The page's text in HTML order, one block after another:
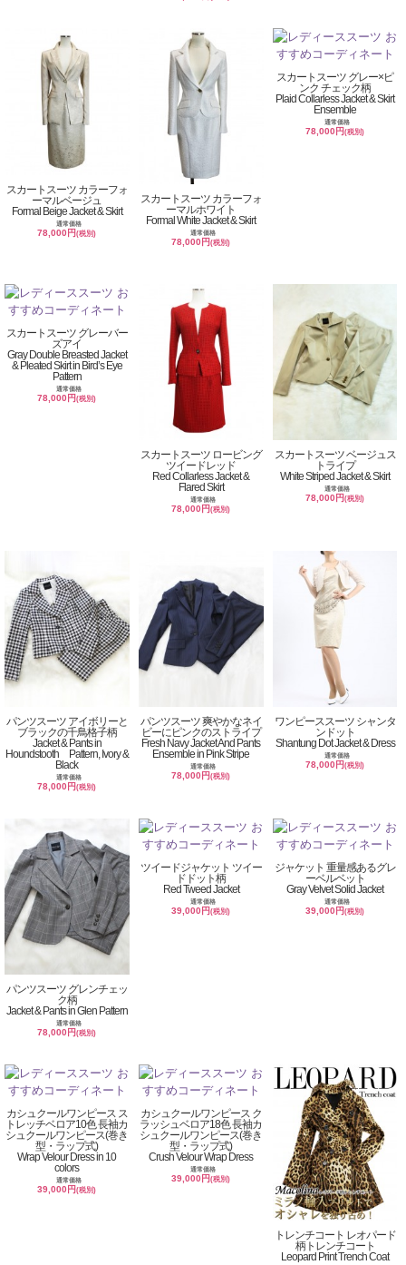
スカートスーツ カラーフォ
ーマルベージュ
Formal Beige Jacket & Skirt
通常価格
78,000円(税別)
スカートスーツ カラーフォ
ーマルホワイト
Formal White Jacket & Skirt
通常価格
78,000円(税別)
スカートスーツ グレー×ピ
ンク チェック柄
Plaid Collarless Jacket & Skirt
Ensemble
通常価格
78,000円(税別)
スカートスーツ グレーバー
ズアイ
Gray Double Breasted Jacket
& Pleated Skirt in Bird’s Eye
Pattern
通常価格
78,000円(税別)
スカートスーツ ロービング
ツイードレッド
Red Collarless Jacket &
Flared Skirt
通常価格
78,000円(税別)
スカートスーツ ベージュス
トライプ
White Striped Jacket & Skirt
通常価格
78,000円(税別)
パンツスーツ アイボリーと
ブラックの千鳥格子柄
Jacket & Pants in
Houndstooth Pattern, Ivory &
Black
通常価格
78,000円(税別)
パンツスーツ 爽やかなネイ
ビーにピンクのストライプ
Fresh Navy Jacket And Pants
Ensemble in Pink Stripe
通常価格
78,000円(税別)
ワンピーススーツ シャンタ
ンドット
Shantung Dot Jacket & Dress
通常価格
78,000円(税別)
パンツスーツ グレンチェッ
ク柄
Jacket & Pants in Glen Pattern
通常価格
78,000円(税別)
ツイードジャケット ツイー
ドドット柄
Red Tweed Jacket
通常価格
39,000円(税別)
ジャケット 重量感あるグレ
ーベルベット
Gray Velvet Solid Jacket
通常価格
39,000円(税別)
カシュクールワンピース ス
トレッチベロア10色 長袖カ
シュクールワンピース(巻き
型・ラップ式)
Wrap Velour Dress in 10
colors
通常価格
39,000円(税別)
カシュクールワンピース ク
ラッシュベロア18色 長袖カ
シュクールワンピース(巻き
型・ラップ式)
Crush Velour Wrap Dress
通常価格
39,000円(税別)
トレンチコート レオパード
柄トレンチコート
Leopard Print Trench Coat